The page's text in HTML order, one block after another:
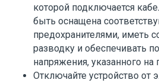
которой подключается
быть оснащена
предохранителями, иметь
разводку и обеспечивать
напряжения, указанного на
Отключайте устройство от